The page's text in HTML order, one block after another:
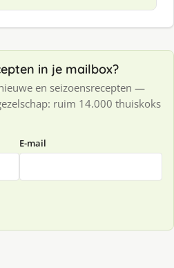
in je mailbox?
en seizoensrecepten —
ruim 14.000 thuiskoks
E-mail